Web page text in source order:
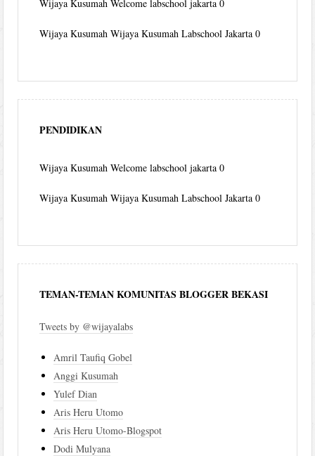
Wijaya Kusumah Welcome labschool jakarta 0
Wijaya Kusumah Wijaya Kusumah Labschool Jakarta 0
PENDIDIKAN
Wijaya Kusumah Welcome labschool jakarta 0
Wijaya Kusumah Wijaya Kusumah Labschool Jakarta 0
TEMAN-TEMAN KOMUNITAS BLOGGER BEKASI
Tweets by @wijayalabs
Amril Taufiq Gobel
Anggi Kusumah
Yulef Dian
Aris Heru Utomo
Aris Heru Utomo-Blogspot
Dodi Mulyana